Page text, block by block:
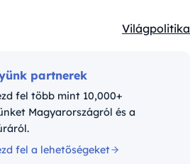
Kategóriák:
Világpolitika
partnerek
fel több mint 10,000+
Magyarországról és a
fel a lehetőségeket